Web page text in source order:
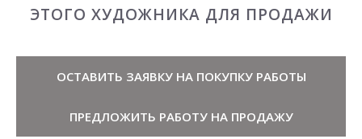
ЭТОГО ХУДОЖНИКА ДЛЯ ПРОДАЖИ
ОСТАВИТЬ ЗАЯВКУ НА ПОКУПКУ РАБОТЫ
ПРЕДЛОЖИТЬ РАБОТУ НА ПРОДАЖУ